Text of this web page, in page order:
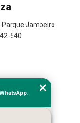
Parque Jambeiro
540